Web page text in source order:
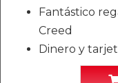
Fantástico
Creed
Dinero y